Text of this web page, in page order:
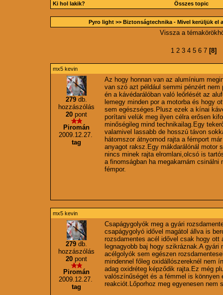
Ki hol lakik? Összes topic
Pyro light>> Biztonságtechnika - Mivel kerüljük el
Vissza a
1 2 3 4 5 6 7 [8]
mx5 kevin
279 db.
hozzászólás
20 pont
Piromán
2009.12.27.
tag
Az hogy honnan van az alumínium
van szó azt például semmi pénzért nem
én a kávédarálóban való leőrlését az
lemegy minden por a motorba és hogy
sem egészséges.Plusz ezek a kínai
porítani velük meg ilyen célra erősen
minőségileg mind technikailag.Egy
valamivel lassabb de hosszú távon
hátomszor átnyomod rajta a fémport
anyagot raksz.Egy mákdarálónál motor
nincs minek rajta elromlani,olcsó is
a finomságban ha megakarnám csinálni
fémpor.
mx5 kevin
279 db.
hozzászólás
20 pont
Piromán
2009.12.27.
tag
Csapágygolyók meg a gyári
csapágygolyó idővel magátol állva is
rozsdamentes acél idővel csak hogy ott
legnagyobb baj hogy szikráznak.A
acélgolyók sem egészen
mindennel főleg oxidállószereknél nem
adag oxidréteg képződik rajta.Ez még
valószínűségét és a fémmel is könnyen
reakciót.Lőporhoz meg egyenesen nem